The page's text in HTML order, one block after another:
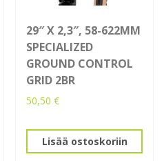
29″ X 2,3″, 58-622MM
SPECIALIZED
GROUND CONTROL
GRID 2BR
50,50€
Lisää ostoskoriin